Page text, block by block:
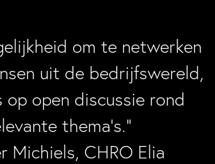
om te netwerken
uit de bedrijfswereld,
op open discussie rond
thema’s.”
Michiels, CHRO Elia